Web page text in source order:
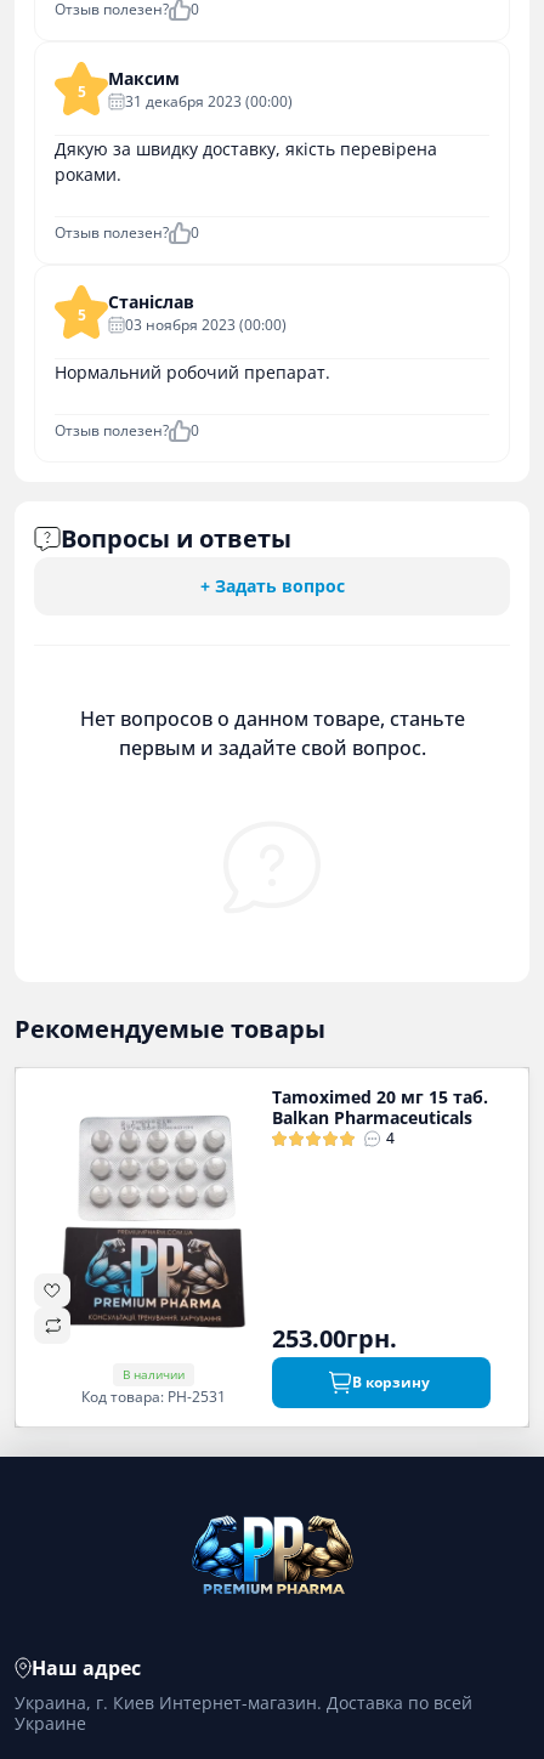
Отзыв полезен? 0
5
Максим
31 декабря 2023 (00:00)
Дякую за швидку доставку, якість перевірена
роками.
Отзыв полезен? 0
5
Станіслав
03 ноября 2023 (00:00)
Нормальний робочий препарат.
Отзыв полезен? 0
Вопросы и ответы
+ Задать вопрос
Нет вопросов о данном товаре, станьте
первым и задайте свой вопрос.
Рекомендуемые товары
В наличии
Код товара: PH-2531
Tamoximed 20 мг 15 таб.
Balkan Pharmaceuticals
4
253.00грн.
В корзину
Наш адрес
Украина, г. Киев Интернет-магазин. Доставка по всей
Украине